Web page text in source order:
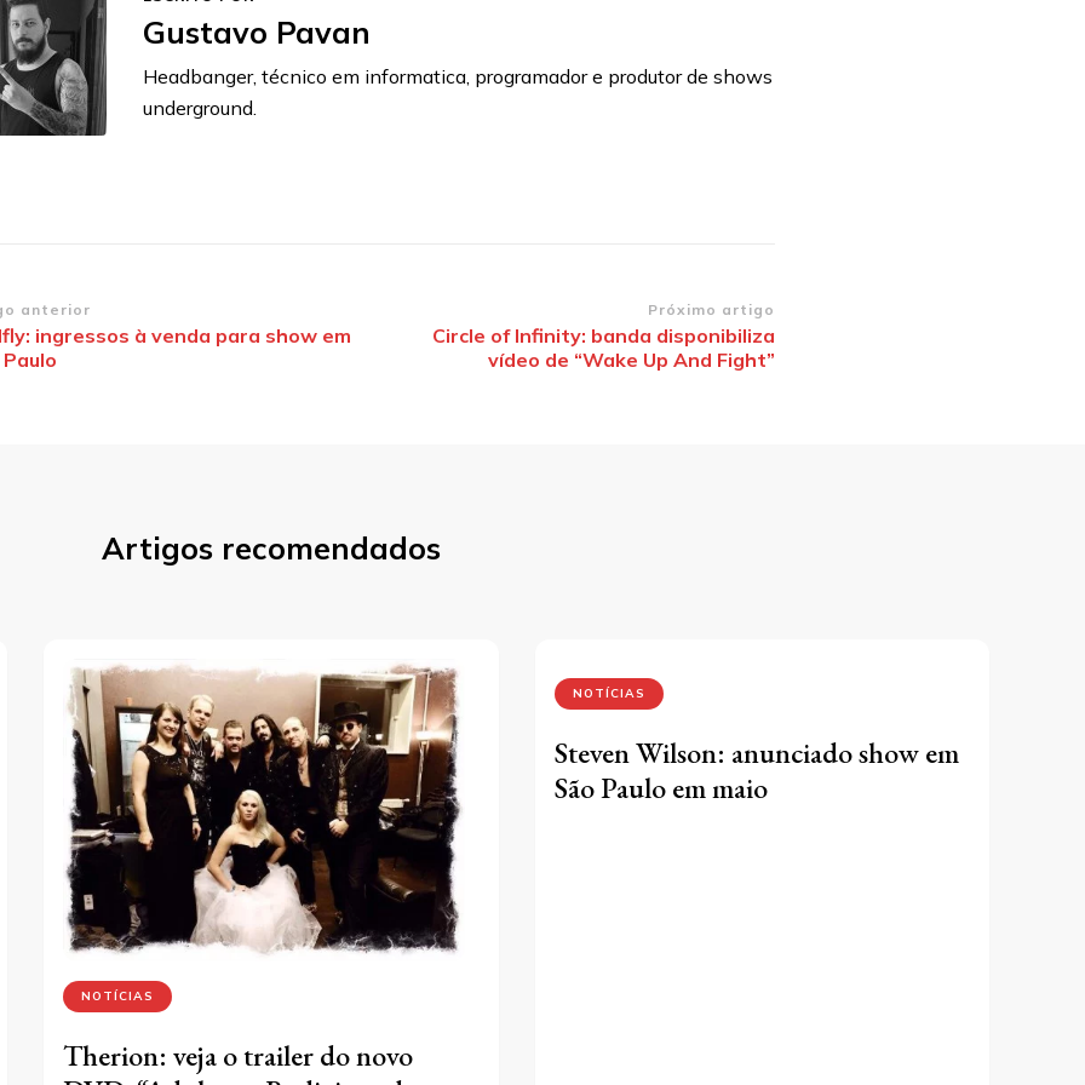
Gustavo Pavan
Headbanger, técnico em informatica, programador e produtor de shows
underground.
anterior
ingressos à venda para show em
Próximo artigo
Circle of Infinity: banda disponibiliza
vídeo de “Wake Up And Fight”
Artigos recomendados
NOTÍCIAS
Therion: veja o trailer do novo
NOTÍCIAS
Steven Wilson: anunciado show em
São Paulo em maio